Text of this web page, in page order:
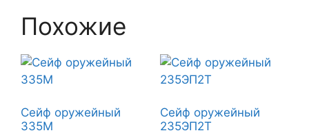
Похожие
Сейф оружейный
335М
Сейф оружейный
235ЭП2Т